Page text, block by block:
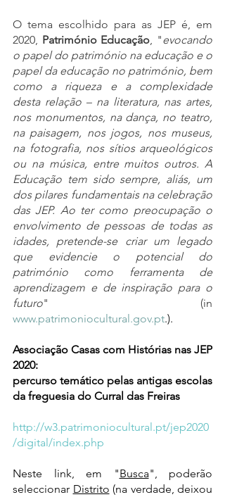
O tema escolhido para as JEP é, em
2020, Património Educação, "evocando
o papel do património na educação e o
papel da educação no património, bem
como a riqueza e a complexidade
desta relação – na literatura, nas artes,
nos monumentos, na dança, no teatro,
na paisagem, nos jogos, nos museus,
na fotografia, nos sítios arqueológicos
ou na música, entre muitos outros. A
Educação tem sido sempre, aliás, um
dos pilares fundamentais na celebração
das JEP. Ao ter como preocupação o
envolvimento de pessoas de todas as
idades, pretende-se criar um legado
que evidencie o potencial do
património como ferramenta de
aprendizagem e de inspiração para o
futuro
www.patrimoniocultural.gov.pt.).
Associação Casas com Histórias nas JEP
2020:
percurso temático pelas antigas escolas
da freguesia do Curral das Freiras
http://w3.patrimoniocultural.pt/jep2020
/digital/index.php
Neste link, em "Busca", poderão
seleccionar Distrito (na verdade, deixou